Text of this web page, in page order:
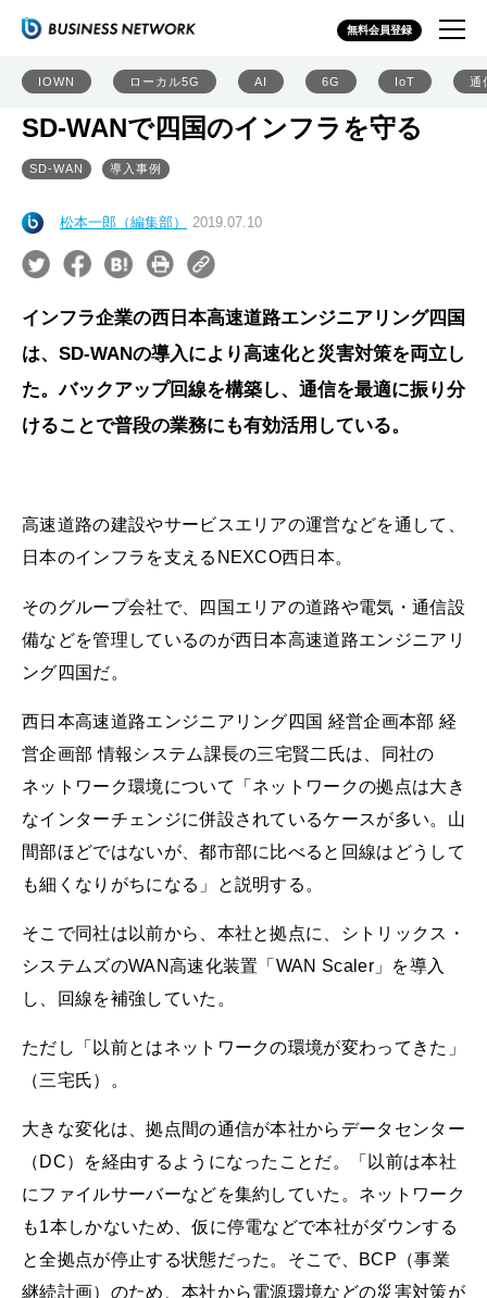
無料会員登録
IOWN ローカル5G AI 6G IoT 通
SD-WANで四国のインフラを守る
SD-WAN 導入事例
松本一郎（編集部） 2019.07.10
インフラ企業の西日本高速道路エンジニアリング四国
は、SD-WANの導入により高速化と災害対策を両立し
た。バックアップ回線を構築し、通信を最適に振り分
けることで普段の業務にも有効活用している。
高速道路の建設やサービスエリアの運営などを通して、
日本のインフラを支えるNEXCO西日本。
そのグループ会社で、四国エリアの道路や電気・通信設
備などを管理しているのが西日本高速道路エンジニアリ
ング四国だ。
西日本高速道路エンジニアリング四国 経営企画本部 経
営企画部 情報システム課長の三宅賢二氏は、同社の
ネットワーク環境について「ネットワークの拠点は大き
なインターチェンジに併設されているケースが多い。山
間部ほどではないが、都市部に比べると回線はどうして
も細くなりがちになる」と説明する。
そこで同社は以前から、本社と拠点に、シトリックス・
システムズのWAN高速化装置「WAN Scaler」を導入
し、回線を補強していた。
ただし「以前とはネットワークの環境が変わってきた」
（三宅氏）。
大きな変化は、拠点間の通信が本社からデータセンター
（DC）を経由するようになったことだ。「以前は本社
にファイルサーバーなどを集約していた。ネットワーク
も1本しかないため、仮に停電などで本社がダウンする
と全拠点が停止する状態だった。そこで、BCP（事業
継続計画）のため、本社から電源環境などの災害対策が